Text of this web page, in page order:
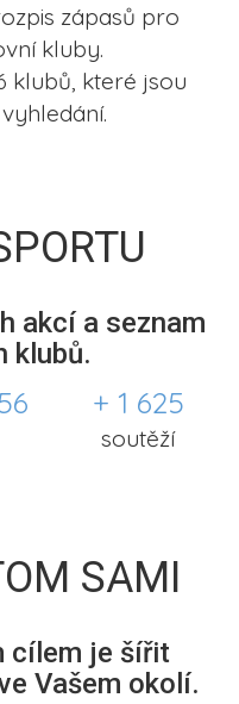
zápasů pro
kluby.
klubů, které jsou
akcí a seznam
klubů.
+ 1 625
soutěží
SAMI
cílem je šířit
Vašem okolí.